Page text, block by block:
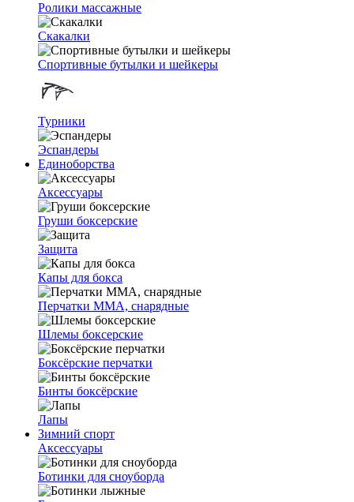
Ролики массажные
Скакалки
Спортивные бутылки и шейкеры
Турники
Эспандеры
Единоборства
Аксессуары
Груши боксерские
Защита
Капы для бокса
Перчатки ММА, снарядные
Шлемы боксерские
Боксёрские перчатки
Бинты боксёрские
Лапы
Зимний спорт
Аксессуары
Ботинки для сноуборда